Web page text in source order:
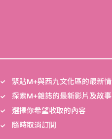
緊貼M+與西九文化區的最新
探索M+雜誌的最新影片及故事
選擇你希望收取的內容
隨時取消訂閲